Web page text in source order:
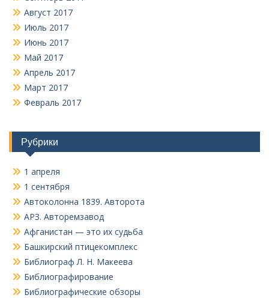
Август 2017
Июль 2017
Июнь 2017
Май 2017
Апрель 2017
Март 2017
Февраль 2017
Рубрики
1 апреля
1 сентября
Автоколонна 1839. Авторота
АРЗ. Авторемзавод
Афганистан — это их судьба
Башкирский птицекомплекс
Библиограф Л. Н. Макеева
Библиографирование
Библиографические обзоры